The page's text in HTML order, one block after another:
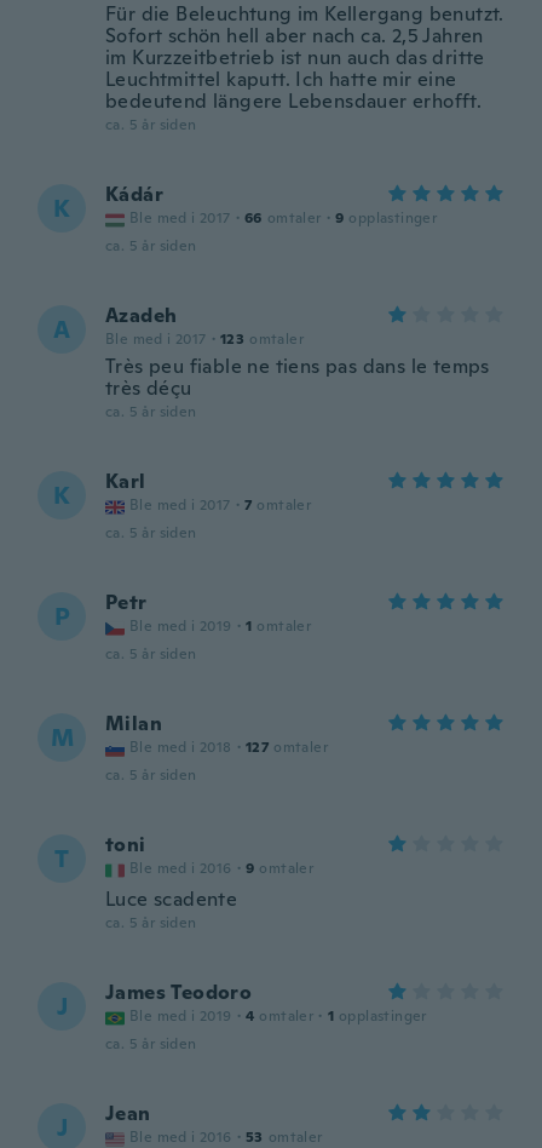
Für die Beleuchtung im Kellergang benutzt.
Sofort schön hell aber nach ca. 2,5 Jahren
im Kurzzeitbetrieb ist nun auch das dritte
Leuchtmittel kaputt. Ich hatte mir eine
bedeutend längere Lebensdauer erhofft.
ca. 5 år siden
K Kádár
Ble med i 2017 · 66 omtaler · 9 opplastinger
ca. 5 år siden
A Azadeh
Ble med i 2017 · 123 omtaler
Très peu fiable ne tiens pas dans le temps
très déçu
ca. 5 år siden
K Karl
Ble med i 2017 · 7 omtaler
ca. 5 år siden
P Petr
Ble med i 2019 · 1 omtaler
ca. 5 år siden
M Milan
Ble med i 2018 · 127 omtaler
ca. 5 år siden
T toni
Ble med i 2016 · 9 omtaler
Luce scadente
ca. 5 år siden
J James Teodoro
Ble med i 2019 · 4 omtaler · 1 opplastinger
ca. 5 år siden
J Jean
Ble med i 2016 · 53 omtaler